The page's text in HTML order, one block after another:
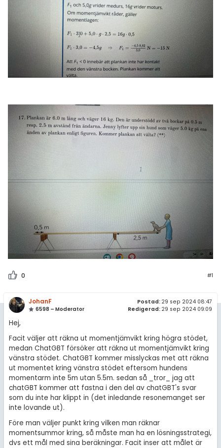
0 #1
JohanF
6598 – Moderator
Postad: 29 sep 2024 08:47
Redigerad: 29 sep 2024 09:09
Hej,
Facit väljer att räkna ut momentjämvikt kring högra stödet,
medan ChatGBT försöker att räkna ut momentjämvikt kring
vänstra stödet. ChatGBT kommer misslyckas met att räkna
ut momentet kring vänstra stödet eftersom hundens
momentarm inte 5m utan 5.5m. sedan så _tror_ jag att
chatGBT kommer att fastna i den del av chatGBT's svar
som du inte har klippt in (det inledande resonemanget ser
inte lovande ut).
Före man väljer punkt kring vilken man räknar
momentsummor kring, så måste man ha en lösningsstrategi,
dvs ett mål med sina beräkningar. Facit inser att målet är